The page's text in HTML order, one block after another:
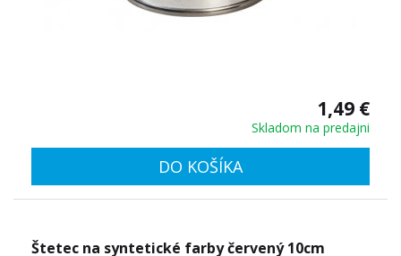
1,49 €
Skladom na predajni
DO KOŠÍKA
Štetec na syntetické farby červený 10cm